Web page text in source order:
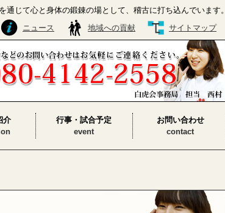
通じて心と身体の鍛錬の場として、稽古に打ち込んでいます。
ニュース
地域への貢献 サイトマップ
介
行事・試合予定
event
お問い合わせ
contact